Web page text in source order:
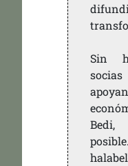
Sin
apoyan